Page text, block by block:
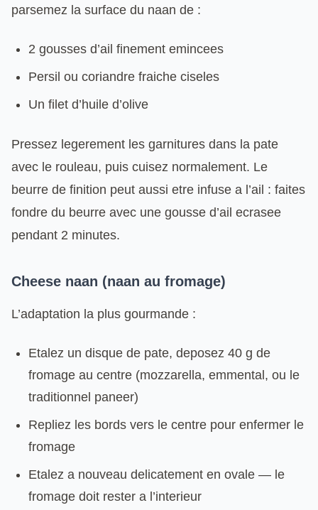
parsemez la surface du naan de :
2 gousses d’ail finement emincees
Persil ou coriandre fraiche ciseles
Un filet d’huile d’olive
Pressez legerement les garnitures dans la pate
avec le rouleau, puis cuisez normalement. Le
beurre de finition peut aussi etre infuse a l’ail : faites
fondre du beurre avec une gousse d’ail ecrasee
pendant 2 minutes.
Cheese naan (naan au fromage)
L’adaptation la plus gourmande :
Etalez un disque de pate, deposez 40 g de
fromage au centre (mozzarella, emmental, ou le
traditionnel paneer)
Repliez les bords vers le centre pour enfermer le
fromage
Etalez a nouveau delicatement en ovale — le
fromage doit rester a l’interieur